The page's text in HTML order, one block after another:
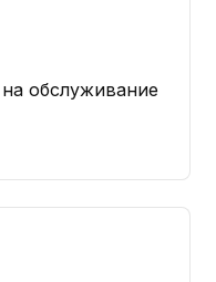
обслуживание